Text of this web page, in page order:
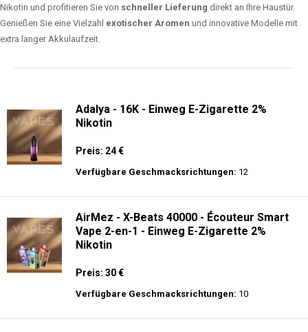
Nikotin und profitieren Sie von schneller Lieferung direkt an Ihre Haustür.
Genießen Sie eine Vielzahl exotischer Aromen und innovative Modelle mit
extra langer Akkulaufzeit.
Adalya - 16K - Einweg E-Zigarette 2%
Nikotin
Preis: 24 €
Verfügbare Geschmacksrichtungen: 12
AirMez - X-Beats 40000 - Écouteur Smart
Vape 2-en-1 - Einweg E-Zigarette 2%
Nikotin
Preis: 30 €
Verfügbare Geschmacksrichtungen: 10